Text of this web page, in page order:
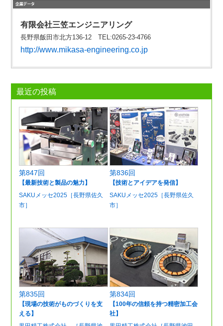
有限会社三笠エンジニアリング
長野県飯田市北方136-12 TEL:0265-23-4766
http://www.mikasa-engineering.co.jp
最近の投稿
第847回
【最新技術と製品の魅力】
SAKUメッセ2025［長野県佐久
市］
第836回
【技術とアイデアを発信】
SAKUメッセ2025［長野県佐久
市］
第835回
【現場の技術がものづくりを支
える】
第834回
【100年の信頼を持つ精密加工会
社】